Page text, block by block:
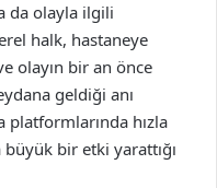
da olayla ilgili
halk, hastaneye
olayın bir an önce
geldiği anı
hızla
bir etki yarattığı